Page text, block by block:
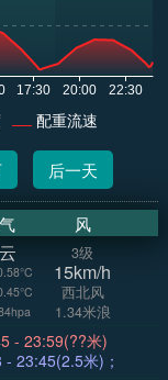
配重流速
后一天
风
3级
15km/h
西北风
1.34米浪
- 23:59(??米)
- 23:45(2.5米)；